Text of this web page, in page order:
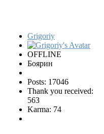
Grigoriy
OFFLINE
Боярин
Posts: 17046
Thank you received:
563
Karma: 74